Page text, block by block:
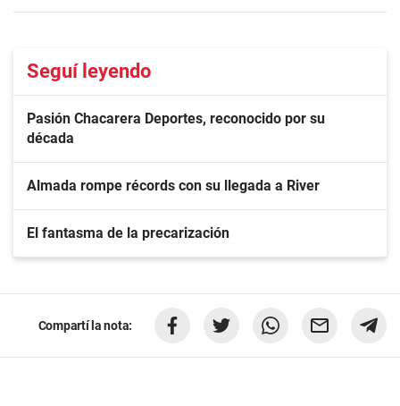
Seguí leyendo
Pasión Chacarera Deportes, reconocido por su
década
Almada rompe récords con su llegada a River
El fantasma de la precarización
Compartí la nota: